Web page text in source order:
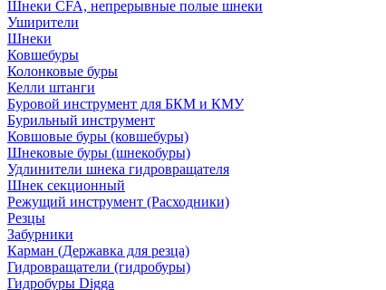
Шнеки CFA, непрерывные полые шнеки
Уширители
Шнеки
Ковшебуры
Колонковые буры
Келли штанги
Буровой инструмент для БКМ и КМУ
Бурильный инструмент
Ковшовые буры (ковшебуры)
Шнековые буры (шнекобуры)
Удлинители шнека гидровращателя
Шнек секционный
Режущий инструмент (Расходники)
Резцы
Забурники
Карман (Державка для резца)
Гидровращатели (гидробуры)
Гидробуры Digga